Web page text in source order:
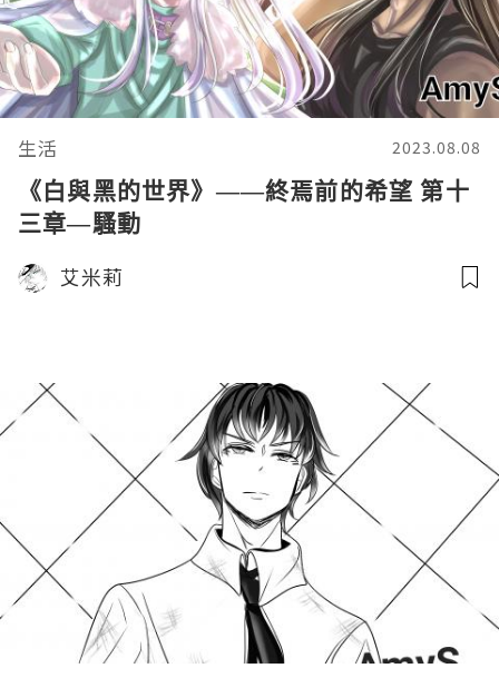
生活 2023.08.08
《白與黑的世界》——終焉前的希望 第十
三章—騷動
艾米莉